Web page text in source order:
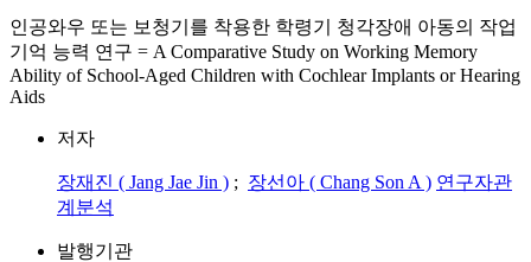
인공와우 또는 보청기를 착용한 학령기 청각장애 아동의 작업
기억 능력 연구 = A Comparative Study on Working Memory
Ability of School-Aged Children with Cochlear Implants or Hearing
Aids
저자
장재진 ( Jang Jae Jin ) ; 장선아 ( Chang Son A ) 연구자관
계분석
발행기관